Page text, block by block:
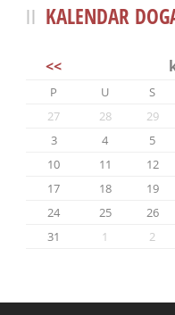
KALENDAR
<<
P U S
27
28 29
3
4 5
10
11 12
17
18 19
24
25 26
31
1 2